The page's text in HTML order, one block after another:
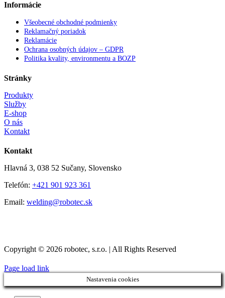
Informácie
Všeobecné obchodné podmienky
Reklamačný poriadok
Reklamácie
Ochrana osobných údajov – GDPR
Politika kvality, environmentu a BOZP
Stránky
Produkty
Služby
E-shop
O nás
Kontakt
Kontakt
Hlavná 3, 038 52 Sučany, Slovensko
Telefón: +421 901 923 361
Email: welding@robotec.sk
Copyright © 2026 robotec, s.r.o. | All Rights Reserved
Page load link
Nastavenia cookies